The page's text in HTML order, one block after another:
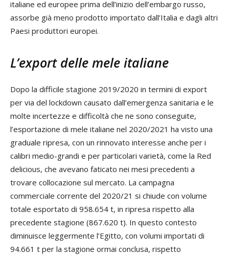
italiane ed europee prima dell’inizio dell’embargo russo,
assorbe già meno prodotto importato dall’Italia e dagli altri
Paesi produttori europei.
L’export delle mele italiane
Dopo la difficile stagione 2019/2020 in termini di export
per via del lockdown causato dall’emergenza sanitaria e le
molte incertezze e difficoltà che ne sono conseguite,
l’esportazione di mele italiane nel 2020/2021 ha visto una
graduale ripresa, con un rinnovato interesse anche per i
calibri medio-grandi e per particolari varietà, come la Red
delicious, che avevano faticato nei mesi precedenti a
trovare collocazione sul mercato. La campagna
commerciale corrente del 2020/21 si chiude con volume
totale esportato di 958.654 t, in ripresa rispetto alla
precedente stagione (867.620 t). In questo contesto
diminuisce leggermente l’Egitto, con volumi importati di
94.661 t per la stagione ormai conclusa, rispetto